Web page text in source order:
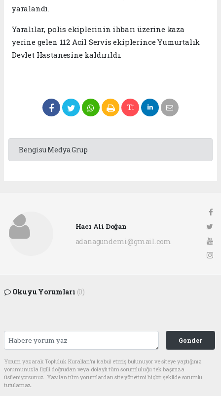
yaralandı.
Yaralılar, polis ekiplerinin ihbarı üzerine kaza
yerine gelen 112 Acil Servis ekiplerince Yumurtalık
Devlet Hastanesine kaldırıldı.
Bengisu Medya Grup
Hacı Ali Doğan
adanagundemi@gmail.com
Okuyu Yorumları (0)
Gonder
Yorum yazarak Topluluk Kuralları’nı kabul etmiş bulunuyor ve siteye yaptığınız
yorumunuzla ilgili doğrudan veya dolaylı tüm sorumluluğu tek başınıza
üstleniyorsunuz. Yazılan tüm yorumlardan site yönetimi hiçbir şekilde sorumlu
tutulamaz.